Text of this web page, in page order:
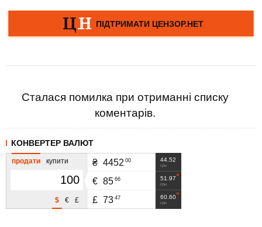
Сталася помилка при отриманні списку
коментарів.
КОНВЕРТЕР ВАЛЮТ
продати купити
£
€
$
44.52
грн
₴ 4452 00
51.97
грн
€ 85 66
60.60
грн
£ 73 47